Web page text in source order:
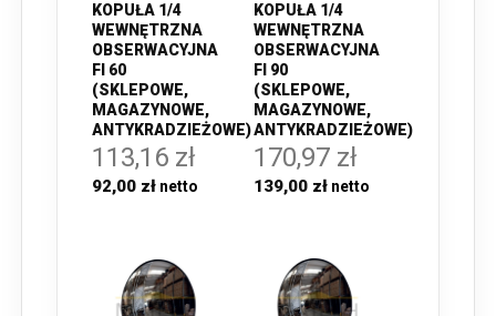
KOPUŁA 1/4
WEWNĘTRZNA
OBSERWACYJNA
FI 60
(SKLEPOWE,
MAGAZYNOWE,
ANTYKRADZIEŻOWE)
113,16 zł
92,00 zł
KOPUŁA 1/4
WEWNĘTRZNA
OBSERWACYJNA
FI 90
(SKLEPOWE,
MAGAZYNOWE,
ANTYKRADZIEŻOWE)
170,97 zł
139,00 zł